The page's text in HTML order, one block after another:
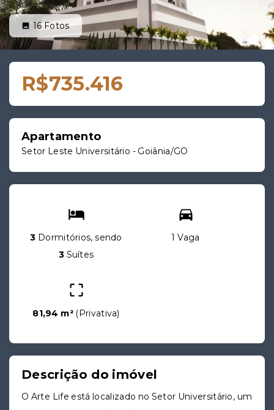
16Fotos
R$735.416
Apartamento
Setor Leste Universitário - Goiânia/GO
3 Dormitórios, sendo
3Suítes
1 Vaga
81,94 m² (Privativa)
Descrição do imóvel
O Arte Life está localizado no Setor Universitário, um